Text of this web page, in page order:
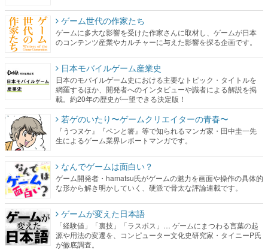
ゲーム世代の作家たち
ゲームに多大な影響を受けた作家さんに取材し、ゲームが日本
のコンテンツ産業やカルチャーに与えた影響を探る企画です。
日本モバイルゲーム産業史
日本のモバイルゲーム史における主要なトピック・タイトルを
網羅するほか、開発者へのインタビューや識者による解説を掲
載。約20年の歴史が一望できる決定版！
若ゲのいたり〜ゲームクリエイターの青春〜
『うつヌケ』『ペンと箸』等で知られるマンガ家・田中圭一先
生によるゲーム業界レポートマンガです。
なんでゲームは面白い？
ゲーム開発者・hamatsu氏がゲームの魅力を画面や操作の具体的
な形から解き明かしていく、硬派で骨太な評論連載です。
ゲームが変えた日本語
「経験値」「裏技」「ラスボス」… ゲームにまつわる言葉の起
源や用法の変遷を、コンピューター文化史研究家・タイニーP氏
が徹底調査。